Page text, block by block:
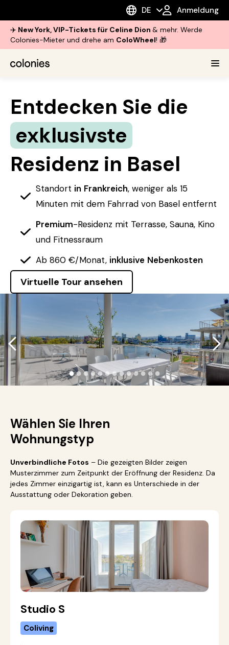
DE Anmeldung
✈️ New York, VIP-Tickets für Celine Dion & mehr. Werde
Colonies-Mieter und drehe am ColoWheel! 🎁
Entdecken Sie die
exklusivste
Residenz in Basel
Standort in Frankreich, weniger als 15
Minuten mit dem Fahrrad von Basel entfernt
Premium-Residenz mit Terrasse, Sauna, Kino
und Fitnessraum
Ab 860 €/Monat, inklusive Nebenkosten
Virtuelle Tour ansehen
●●●●●●●●●●●●●
Wählen Sie Ihren
Wohnungstyp
Unverbindliche Fotos – Die gezeigten Bilder zeigen
Musterzimmer zum Zeitpunkt der Eröffnung der Residenz. Da
jedes Zimmer einzigartig ist, kann es Unterschiede in der
Ausstattung oder Dekoration geben.
Studio S
Coliving